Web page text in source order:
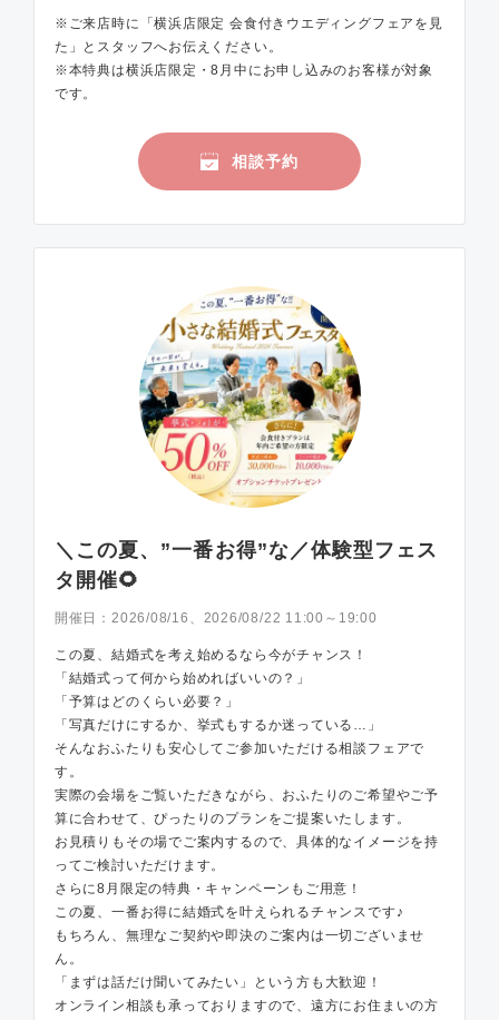
※ご来店時に「横浜店限定 会食付きウエディングフェアを見
た」とスタッフへお伝えください。
※本特典は横浜店限定・8月中にお申し込みのお客様が対象
です。
相談予約
＼この夏、”一番お得”な／体験型フェス
タ開催🌻
開催日： 2026/08/16、2026/08/22 11:00～19:00
この夏、結婚式を考え始めるなら今がチャンス！
「結婚式って何から始めればいいの？」
「予算はどのくらい必要？」
「写真だけにするか、挙式もするか迷っている…」
そんなおふたりも安心してご参加いただける相談フェアで
す。
実際の会場をご覧いただきながら、おふたりのご希望やご予
算に合わせて、ぴったりのプランをご提案いたします。
お見積りもその場でご案内するので、具体的なイメージを持
ってご検討いただけます。
さらに8月限定の特典・キャンペーンもご用意！
この夏、一番お得に結婚式を叶えられるチャンスです♪
もちろん、無理なご契約や即決のご案内は一切ございませ
ん。
「まずは話だけ聞いてみたい」という方も大歓迎！
オンライン相談も承っておりますので、遠方にお住まいの方